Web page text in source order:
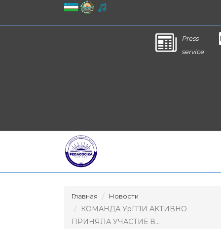
Press
service
Главная Новости
КОМАНДА УрГПИ АКТИВНО
ПРИНЯЛА УЧАСТИЕ В...